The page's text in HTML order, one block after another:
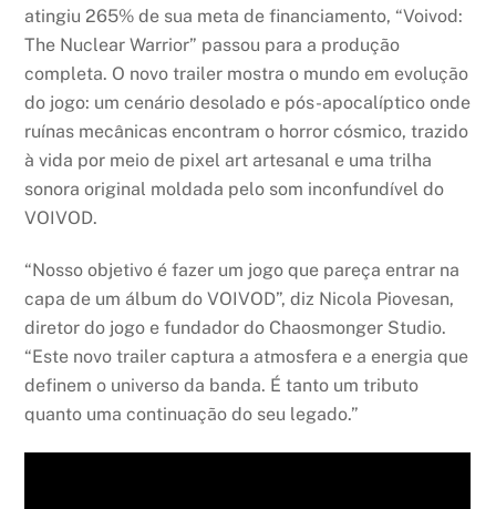
atingiu 265% de sua meta de financiamento, “Voivod:
The Nuclear Warrior” passou para a produção
completa. O novo trailer mostra o mundo em evolução
do jogo: um cenário desolado e pós-apocalíptico onde
ruínas mecânicas encontram o horror cósmico, trazido
à vida por meio de pixel art artesanal e uma trilha
sonora original moldada pelo som inconfundível do
VOIVOD.
“Nosso objetivo é fazer um jogo que pareça entrar na
capa de um álbum do VOIVOD”, diz Nicola Piovesan,
diretor do jogo e fundador do Chaosmonger Studio.
“Este novo trailer captura a atmosfera e a energia que
definem o universo da banda. É tanto um tributo
quanto uma continuação do seu legado.”